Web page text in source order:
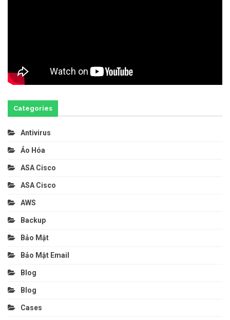
Categories
Antivirus
Ảo Hóa
ASA Cisco
ASA Cisco
AWS
Backup
Bảo Mật
Bảo Mật Email
Blog
Blog
Cases